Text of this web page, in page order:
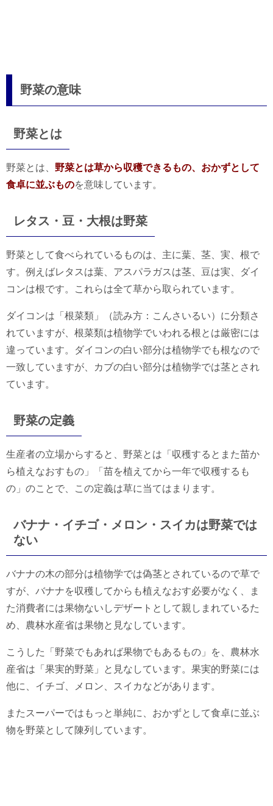
野菜の意味
野菜とは
野菜とは、 野菜とは草から収穫できるもの、おかずとして
食卓に並ぶものを意味しています。
レタス・豆・大根は野菜
野菜として食べられているものは、主に葉、茎、実、根で
す。例えばレタスは葉、アスパラガスは茎、豆は実、ダイ
コンは根です。これらは全て草から取られています。
ダイコンは「根菜類」（読み方：こんさいるい）に分類さ
れていますが、根菜類は植物学でいわれる根とは厳密には
違っています。ダイコンの白い部分は植物学でも根なので
一致していますが、カブの白い部分は植物学では茎とされ
ています。
野菜の定義
生産者の立場からすると、野菜とは「収穫するとまた苗か
ら植えなおすもの」「苗を植えてから一年で収穫するも
の」のことで、この定義は草に当てはまります。
バナナ・イチゴ・メロン・スイカは野菜では
ない
バナナの木の部分は植物学では偽茎とされているので草で
すが、バナナを収穫してからも植えなおす必要がなく、ま
た消費者には果物ないしデザートとして親しまれているた
め、農林水産省は果物と見なしています。
こうした「野菜でもあれば果物でもあるもの」を、農林水
産省は「果実的野菜」と見なしています。果実的野菜には
他に、イチゴ、メロン、スイカなどがあります。
またスーパーではもっと単純に、おかずとして食卓に並ぶ
物を野菜として陳列しています。